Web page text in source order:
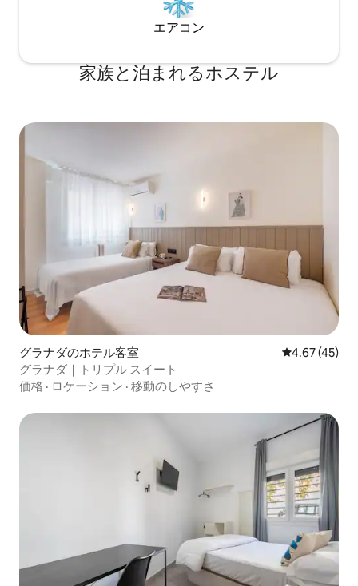
エアコン
家族と泊まれるホステル
グラナダのホテル客室 レビュー45
4.67 (45)
グラナダ｜トリプル スイート
価格 · ロケーション · 移動のしやすさ